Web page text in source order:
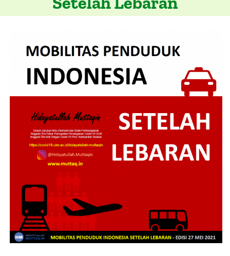
Visualisasi
Media
About Me